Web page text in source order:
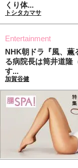
くり体...
トシタカマサ
Entertainment
NHK朝ドラ『風、薫
る病院長は筒井道隆
す...
加賀谷健